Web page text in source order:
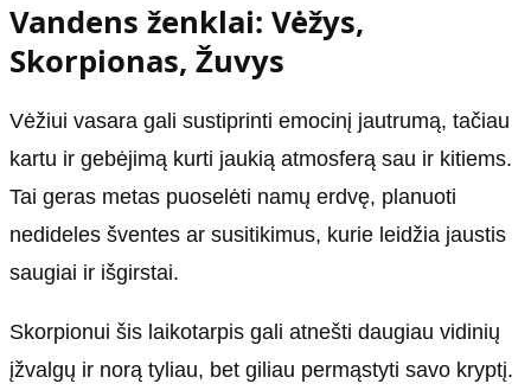
Vandens ženklai: Vėžys,
Skorpionas, Žuvys
Vėžiui vasara gali sustiprinti emocinį jautrumą, tačiau
kartu ir gebėjimą kurti jaukią atmosferą sau ir kitiems.
Tai geras metas puoselėti namų erdvę, planuoti
nedideles šventes ar susitikimus, kurie leidžia jaustis
saugiai ir išgirstai.
Skorpionui šis laikotarpis gali atnešti daugiau vidinių
įžvalgų ir norą tyliau, bet giliau permąstyti savo kryptį.